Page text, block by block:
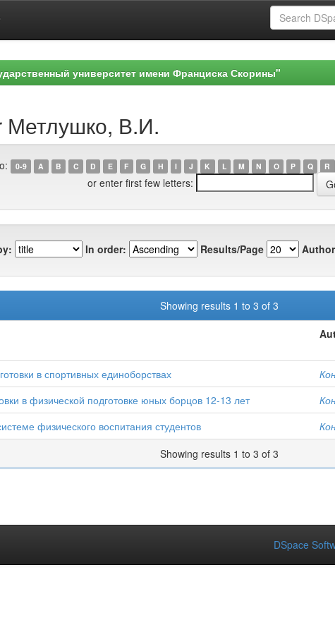
университет имени Франциска Скорины"
Метлушко, В.И.
0-9 A B C D E F G H I J K L M N O P Q R
or enter first few letters:
In order: Results/Page
Showing results 1 to 3 of 3
в спортивных единоборствах
в физической подготовке юных борцов 12-13 лет
физического воспитания студентов
Showing results 1 to 3 of 3
DSpace